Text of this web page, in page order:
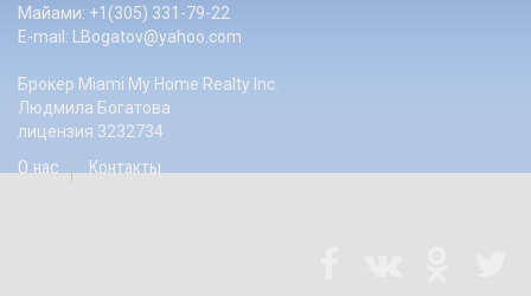
Майами: +1(305) 331-79-22
E-mail:
LBogatov@yahoo.com
Брокер Miami My Home Realty Inc.
Людмила Богатова
лицензия 3232734
О нас Контакты